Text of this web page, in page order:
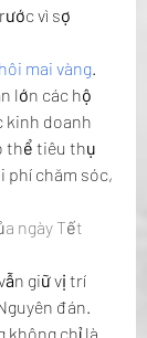
vì sợ
mai vàng.
lớn các hộ
kinh doanh
thể tiêu thụ
phí chăm sóc,
ngày Tết
giữ vị trí
đán.
không chỉ là